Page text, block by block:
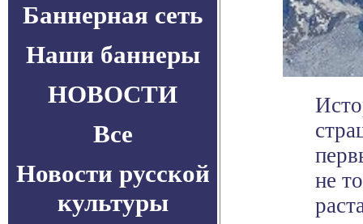
Баннерная сеть
Наши баннеры
НОВОСТИ
Все
Новости русской
культуры
не